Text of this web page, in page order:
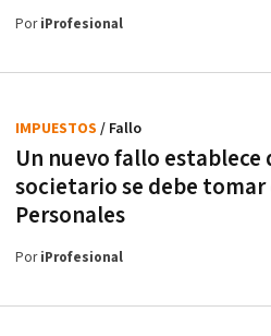
PoriProfesional
Un nuevo fallo establece
societario se debe tomar
Personales
IMPUESTOS / Fallo
PoriProfesional